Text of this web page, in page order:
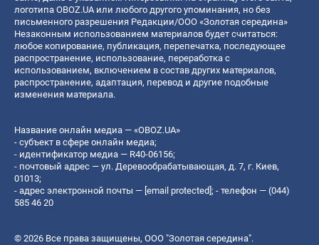
логотипа OBOZ.UA или любого другого упоминания, но без
письменного разрешения Редакции/ООО «Золотая середина»
Незаконным использованием материалов будет считаться:
любое копирование, публикация, перепечатка, последующее
распространение, использование, переработка с
использованием, включением в состав других материалов,
распространение, адаптация, перевод и другие подобные
изменения материала.
Название онлайн медиа — «OBOZ.UA»
- субъект в сфере онлайн медиа;
- идентификатор медиа — R40-06156;
- почтовый адрес — ул. Деревообрабатывающая, д. 7, г. Киев,
01013;
- адрес электронной почты — [email protected]; - телефон — (044)
585 46 20
© 2026 Все права защищены, ООО "Золотая середина".